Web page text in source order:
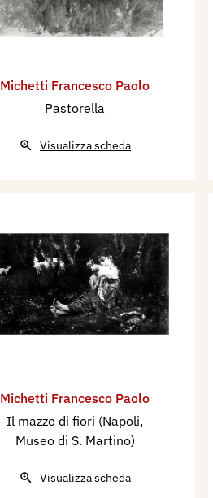
Michetti Francesco Paolo
Pastorella
Visualizza scheda
Michetti Francesco Paolo
Il mazzo di fiori (Napoli,
Museo di S. Martino)
Visualizza scheda